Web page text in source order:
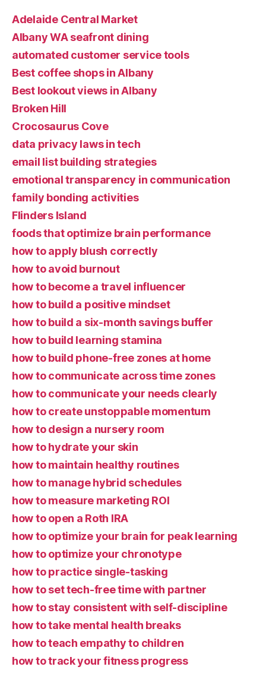
Adelaide Central Market
Albany WA seafront dining
automated customer service tools
Best coffee shops in Albany
Best lookout views in Albany
Broken Hill
Crocosaurus Cove
data privacy laws in tech
email list building strategies
emotional transparency in communication
family bonding activities
Flinders Island
foods that optimize brain performance
how to apply blush correctly
how to avoid burnout
how to become a travel influencer
how to build a positive mindset
how to build a six-month savings buffer
how to build learning stamina
how to build phone-free zones at home
how to communicate across time zones
how to communicate your needs clearly
how to create unstoppable momentum
how to design a nursery room
how to hydrate your skin
how to maintain healthy routines
how to manage hybrid schedules
how to measure marketing ROI
how to open a Roth IRA
how to optimize your brain for peak learning
how to optimize your chronotype
how to practice single-tasking
how to set tech-free time with partner
how to stay consistent with self-discipline
how to take mental health breaks
how to teach empathy to children
how to track your fitness progress